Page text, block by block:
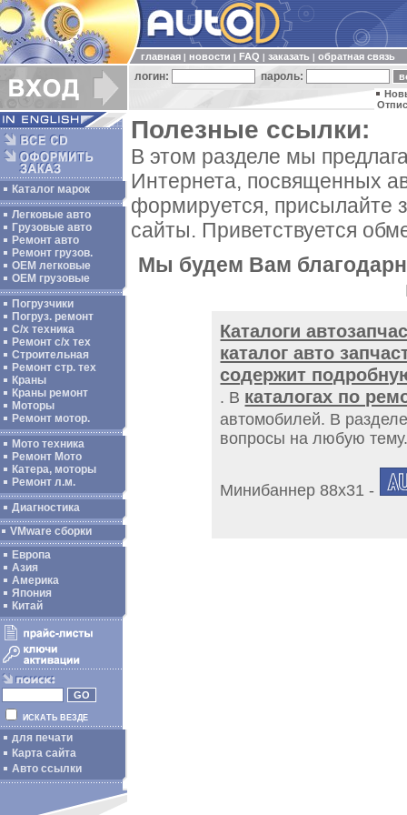
главная новости FAQ заказать обратная связь
логин: пароль:
Каталог марок
Легковые авто
Грузовые авто
Ремонт авто
Ремонт грузов.
ОЕМ легковые
OEM грузовые
Погрузчики
Погруз. ремонт
С/х техника
Ремонт с/х тех
Строительная
Ремонт стр. тех
Краны
Краны ремонт
Моторы
Ремонт мотор.
Мото техника
Ремонт Мото
Катера, моторы
Ремонт л.м.
Диагностика
VMware сборки
Европа
Азия
Америка
Япония
Китай
ИСКАТЬ ВЕЗДЕ
для печати
Карта сайта
Авто ссылки
Полезные ссылки:
В этом разделе мы
Интернета, посвященных
формируется, присылайте
сайты. Приветствуется
Мы будем Вам
Каталоги
каталог авто
содержит
. В каталогах по
автомобилей. В
вопросы на любую
Минибаннер 88х31 -